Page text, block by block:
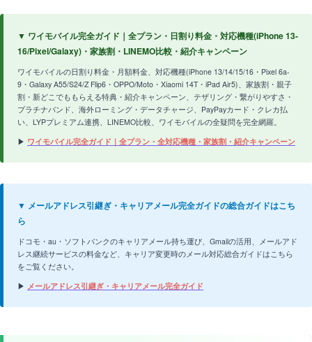
▼ ワイモバイル完全ガイド｜全プラン・日割り料金・対応機種(iPhone 13-
16/Pixel/Galaxy)・家族割・LINEMO比較・紹介キャンペーン
ワイモバイルの日割り料金・月額料金、対応機種(iPhone 13/14/15/16・Pixel 6a-
9・Galaxy A55/S24/Z Flip6・OPPO/Moto・Xiaomi 14T・iPad Air5)、家族割・親子
割・新どこでももらえる特典・紹介キャンペーン、テザリング・繋がりやすさ・
プラチナバンド、海外ローミング・データチャージ、PayPayカード・クレカ払
い、LYPプレミアム連携、LINEMO比較、ワイモバイルの全疑問を完全網羅。
▶ ワイモバイル完全ガイド｜全プラン・全対応機種・家族割・紹介キャンペーン
▼ メールアドレス引継ぎ・キャリアメール完全ガイドの総合ガイドはこち
ら
ドコモ・au・ソフトバンクのキャリアメール持ち運び、Gmailの活用、メールアド
レス継続サービスの料金など、キャリア変更時のメール対応総合ガイドはこちら
をご覧ください。
▶ メールアドレス引継ぎ・キャリアメール完全ガイド